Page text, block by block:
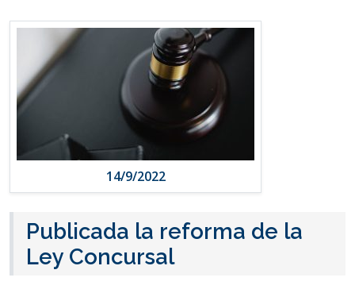
14/9/2022
Publicada la reforma de la
Ley Concursal